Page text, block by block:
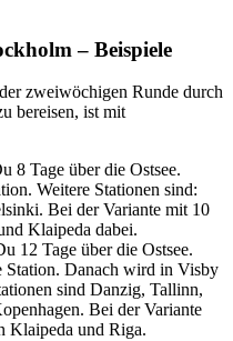
– Beispiele
zweiwöchigen Runde durch
bereisen, ist mit
8 Tage über die Ostsee.
Weitere Stationen sind:
Bei der Variante mit 10
Klaipeda dabei.
12 Tage über die Ostsee.
Station. Danach wird in Visby
sind Danzig, Tallinn,
Bei der Variante
Klaipeda und Riga.